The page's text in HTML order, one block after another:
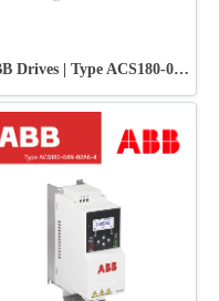
ABB Drives | Type ACS180-04N-038A-4